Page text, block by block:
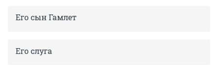
Его сын Гамлет
Его слуга